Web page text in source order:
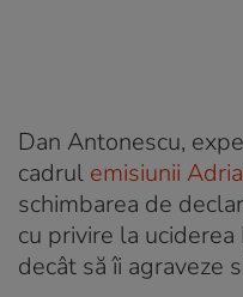
Dan Antonescu,
cadrul emisiunii
schimbarea de
cu privire la
decât să îi agraveze